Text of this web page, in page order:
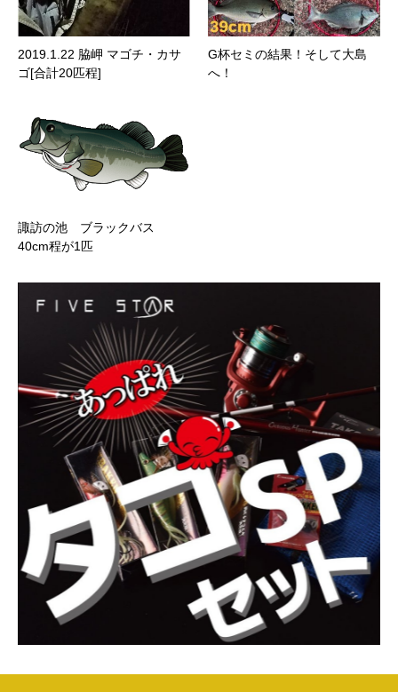
2019.1.22 脇岬 マゴチ・カサ
ゴ[合計20匹程]
G杯セミの結果！そして大島
へ！
諏訪の池 ブラックバス
40cm程が1匹